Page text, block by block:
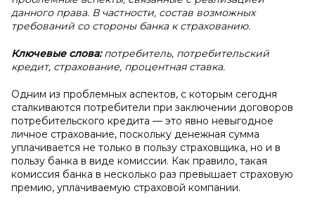
данного права. В частности, состав возможных
требований со стороны банка к страхованию.
Ключевые слова:потребитель, потребительский
кредит, страхование, процентная ставка.
Одним из проблемных аспектов, с которым сегодня
сталкиваются потребители при заключении договоров
потребительского кредита — это явно невыгодное
личное страхование, поскольку денежная сумма
уплачивается не только в пользу страховщика, но и в
пользу банка в виде комиссии. Как правило, такая
комиссия банка в несколько раз превышает страховую
премию, уплачиваемую страховой компании.